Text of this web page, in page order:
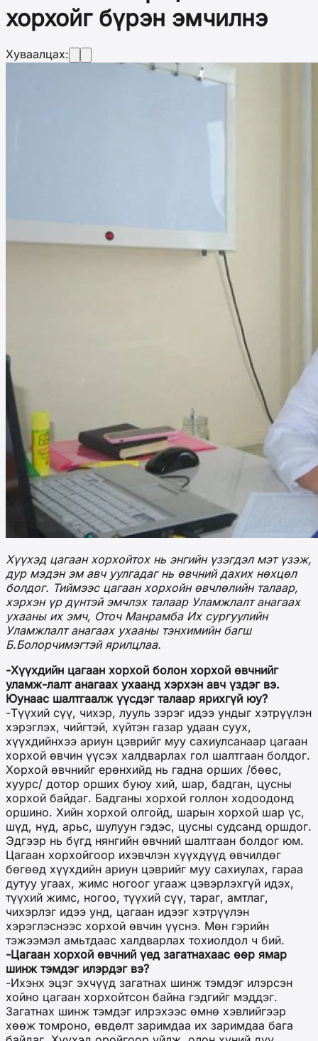
хорхойг бүрэн эмчилнэ
Хуваалцах:
Хүүхэд цагаан хорхойтох нь энгийн үзэгдэл мэт үзэж,
дур мэдэн эм авч уулгадаг нь өвчний дахих нөхцөл
болдог. Тиймээс цагаан хорхойн өвчлөлийн талаар,
хэрхэн үр дүнтэй эмчлэх талаар Уламжлалт анагаах
ухааны их эмч, Оточ Манрамба Их сургуулийн
Уламжлалт анагаах ухааны тэнхимийн багш
Б.Болорчимэгтэй ярилцлаа.
-Хүүхдийн цагаан хорхой болон хорхой өвчнийг
уламж-лалт анагаах ухаанд хэрхэн авч үздэг вэ.
Юунаас шалтгаалж үүсдэг талаар ярихгүй юу?
-Түүхий сүү, чихэр, лууль зэрэг идээ ундыг хэтрүүлэн
хэрэглэх, чийгтэй, хүйтэн газар удаан суух,
хүүхдийнхээ ариун цэврийг муу сахиулсанаар цагаан
хорхой өвчин үүсэх халдварлах гол шалтгаан болдог.
Хорхой өвчнийг ерөнхийд нь гадна орших /бөөс,
хуурс/ дотор орших буюу хий, шар, бадган, цусны
хорхой байдаг. Бадганы хорхой голлон ходоодонд
оршино. Хийн хорхой олгойд, шарын хорхой шар үс,
шүд, нүд, арьс, шулуун гэдэс, цусны судсанд оршдог.
Эдгээр нь бүгд нянгийн өвчний шалтгаан болдог юм.
Цагаан хорхойгоор ихэвчлэн хүүхдүүд өвчилдөг
бөгөөд хүүхдийн ариун цэврийг муу сахиулах, гараа
дутуу угаах, жимс ногоог угааж цэвэрлэхгүй идэх,
түүхий жимс, ногоо, түүхий сүү, тараг, амтлаг,
чихэрлэг идээ унд, цагаан идээг хэтрүүлэн
хэрэглэснээс хорхой өвчин үүснэ. Мөн гэрийн
тэжээмэл амьтдаас халдварлах тохиолдол ч бий.
-Цагаан хорхой өвчний үед загатнахаас өөр ямар
шинж тэмдэг илэрдэг вэ?
-Ихэнх эцэг эхчүүд загатнах шинж тэмдэг илэрсэн
хойно цагаан хорхойтсон байна гэдгийг мэддэг.
Загатнах шинж тэмдэг илрэхээс өмнө хэвлийгээр
хөөж томроно, өвдөлт заримдаа их заримдаа бага